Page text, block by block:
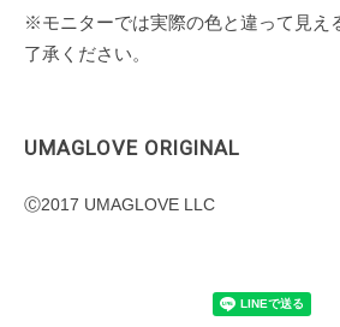
※モニターでは実際の色と違って見え
了承ください。
UMAGLOVE ORIGINAL
Ⓒ2017 UMAGLOVE LLC